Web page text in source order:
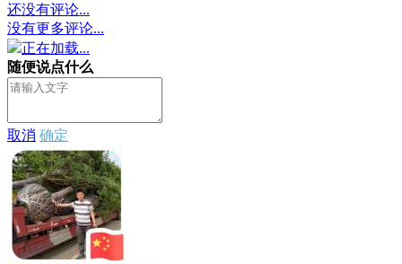
还没有评论...
没有更多评论...
正在加载...
随便说点什么
取消 确定